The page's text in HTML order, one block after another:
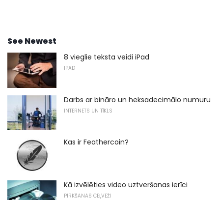
See Newest
8 vieglie teksta veidi iPad
IPAD
Darbs ar bināro un heksadecimālo numuru
INTERNETS UN TĪKLS
Kas ir Feathercoin?
Kā izvēlēties video uztveršanas ierīci
PIRKŠANAS CEĻVEŽI